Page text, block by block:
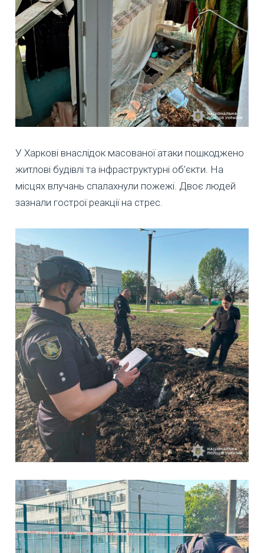
У Харкові внаслідок масованої атаки пошкоджено
житлові будівлі та інфраструктурні об’єкти. На
місцях влучань спалахнули пожежі. Двоє людей
зазнали гострої реакції на стрес.